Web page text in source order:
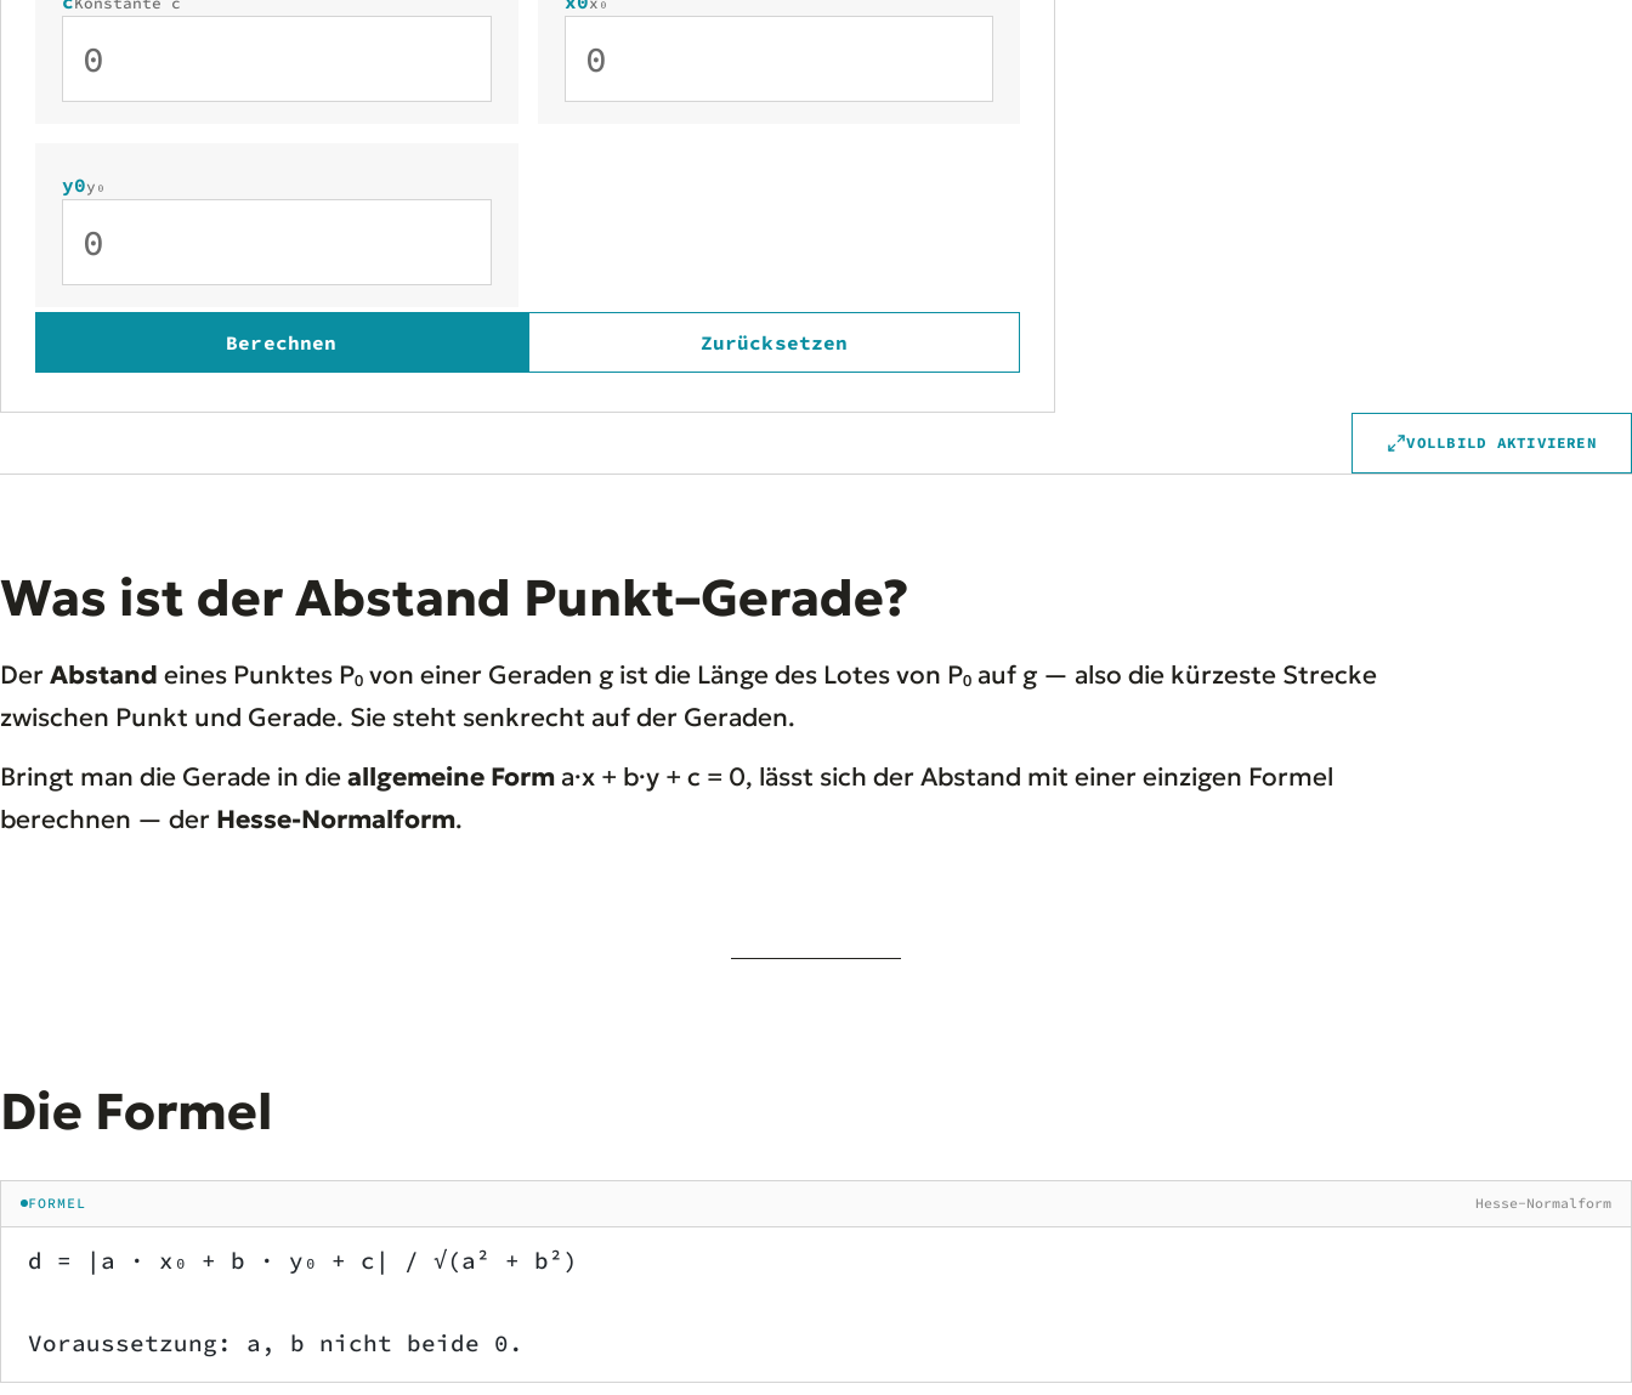
y0y₀
Berechnen Zurücksetzen
VOLLBILD AKTIVIEREN
Was ist der Abstand Punkt–Gerade?
Der Abstand eines Punktes P₀ von einer Geraden g ist die Länge des Lotes von P₀ auf g — also die kürzeste Strecke
zwischen Punkt und Gerade. Sie steht senkrecht auf der Geraden.
Bringt man die Gerade in dieallgemeine Form a·x + b·y + c = 0, lässt sich der Abstand mit einer einzigen Formel
berechnen — der Hesse-Normalform.
Die Formel
FORMEL Hesse-Normalform
d = |a · x₀ + b · y₀ + c| / √(a² + b²)
Voraussetzung: a, b nicht beide 0.